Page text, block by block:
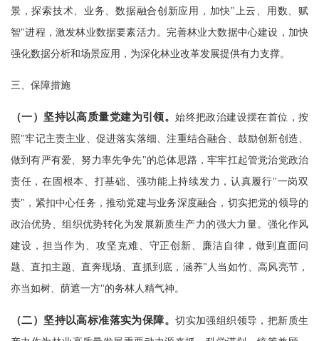
景，探索技术、业务、数据融合创新应用，加快"上云、用数、赋
智"进程，激发林业数据要素活力。完善林业大数据中心建设，加快
强化数据分析和场景应用，为深化林业改革发展提供有力支撑。
三、保障措施
（一）坚持以高质量党建为引领。始终把政治建设摆在首位，按
照"牢记主责主业、促进落实落细、注重结合融合、鼓励创新创造、
做到有严有爱、努力率先争先"的总体思路，牢牢扛起管党治党政治
责任，在固根本、打基础、强功能上持续发力，认真履行"一岗双
责"，紧扣中心任务，推动党建与业务深度融合，切实把党的领导的
政治优势、组织优势转化为发展新质生产力的强大力量。强化作风
建设，担当作为、攻坚克难、守正创新、廉洁自律，做到直面问
题、直扣主题、直奔现场、直抓到底，涵养"人当如竹、高风亮节，
亦当如树、荫遮一方"的务林人精气神。
（二）坚持以高标准落实为保障。切实加强组织领导，把新质生